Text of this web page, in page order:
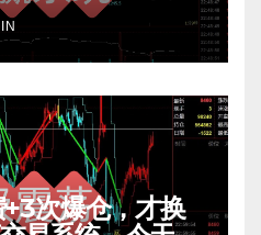
次爆仓，才换